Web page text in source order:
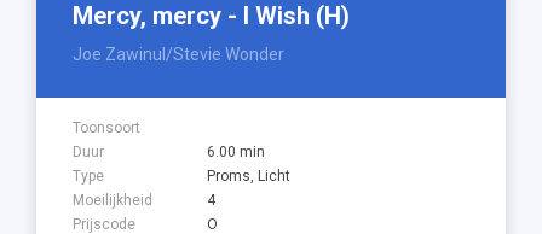
Mercy, mercy - I Wish (H)
Joe Zawinul/Stevie Wonder
Toonsoort
Duur
6.00 min
Type
Proms, Licht
Moeilijkheid
4
Prijscode
O